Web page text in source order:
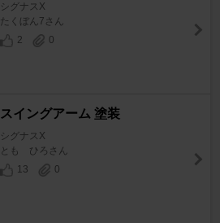
シグナスX
たくぼん7さん
2
0
スイングアーム 塗装
シグナスX
とも ひろさん
13
0